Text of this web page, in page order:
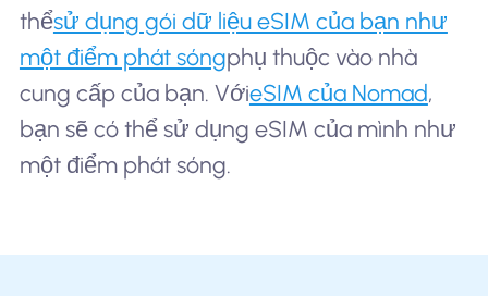
thểsử dụng gói dữ liệu eSIM của bạn như
một điểm phát sóngphụ thuộc vào nhà
cung cấp của bạn. VớieSIM của Nomad,
bạn sẽ có thể sử dụng eSIM của mình như
một điểm phát sóng.